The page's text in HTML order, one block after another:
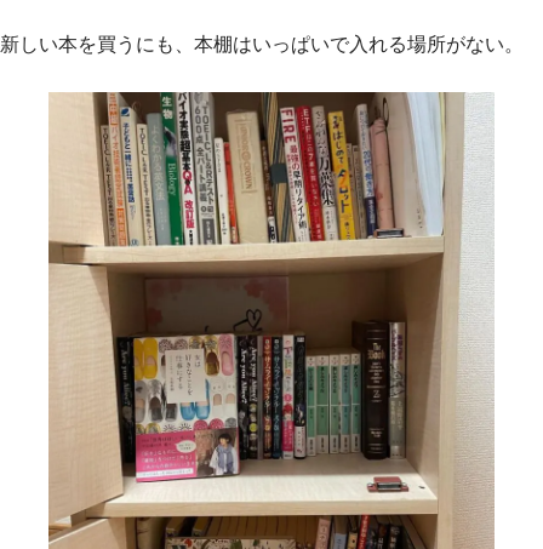
新しい本を買うにも、本棚はいっぱいで入れる場所がない。